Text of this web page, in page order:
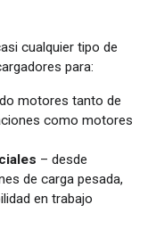
cualquier tipo de
para:
motores tanto de
como motores
– desde
de carga pesada,
en trabajo